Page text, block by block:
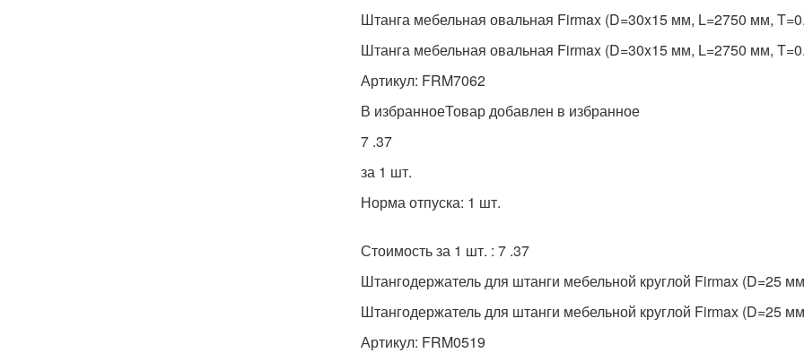
Штанга мебельная овальная Firmax (D=30x15 мм, L=2750 мм,
Штанга мебельная овальная Firmax (D=30x15 мм, L=2750 мм,
Артикул: FRM7062
В избранноеТовар добавлен в избранное
7 .37
за 1 шт.
Норма отпуска: 1 шт.
Стоимость за 1 шт. : 7 .37
Штангодержатель для штанги мебельной круглой Firmax (D=25
Штангодержатель для штанги мебельной круглой Firmax (D=25
Артикул: FRM0519